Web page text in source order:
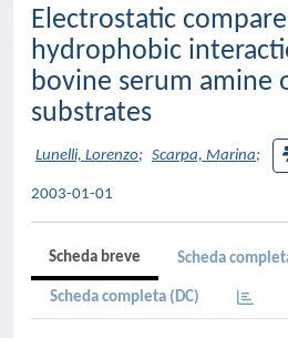
Electrostatic
hydrophobic
bovine serum amine
substrates
Lunelli, Lorenzo; Scarpa, Marina;
2003-01-01
Scheda breve Scheda
Scheda completa (DC)